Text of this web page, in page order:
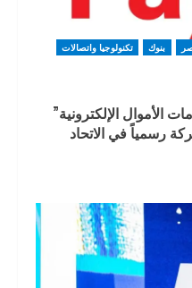
بنوك
تكنولوجيا واتصالات
الإلكترونية”
رسمياً في الاتحاد